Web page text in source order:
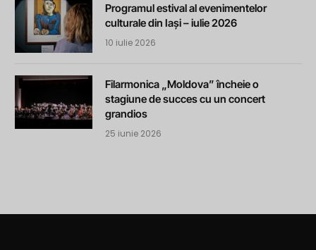
Programul estival al evenimentelor
culturale din Iași – iulie 2026
10 iulie 2026
Filarmonica „Moldova” încheie o
stagiune de succes cu un concert
grandios
25 iunie 2026